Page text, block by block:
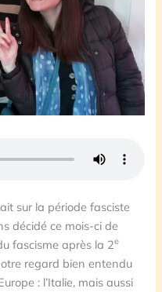
sur la période fasciste
décidé ce mois-ci de
fascisme après la 2e
regard bien entendu
: l’Italie, mais aussi